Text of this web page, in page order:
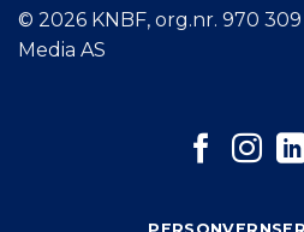
© 2026 KNBF, org.nr. 970 309
Media AS